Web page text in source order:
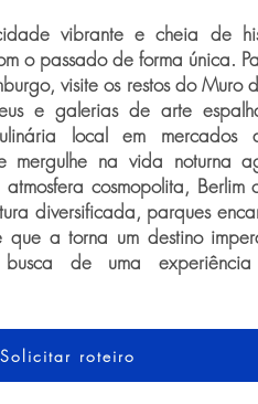
vibrante e cheia de
o passado de forma única.
visite os restos do Muro
e galerias de arte
local em
e mergulhe na vida noturna
cosmopolita, Berlim
diversificada, parques
que a torna um destino
de uma
Solicitar roteiro